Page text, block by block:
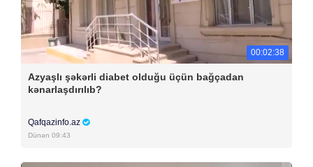
00:02:38
Azyaşlı şəkərli diabet olduğu üçün bağçadan
kənarlaşdırılıb?
Qafqazinfo.az
Dünən 09:43